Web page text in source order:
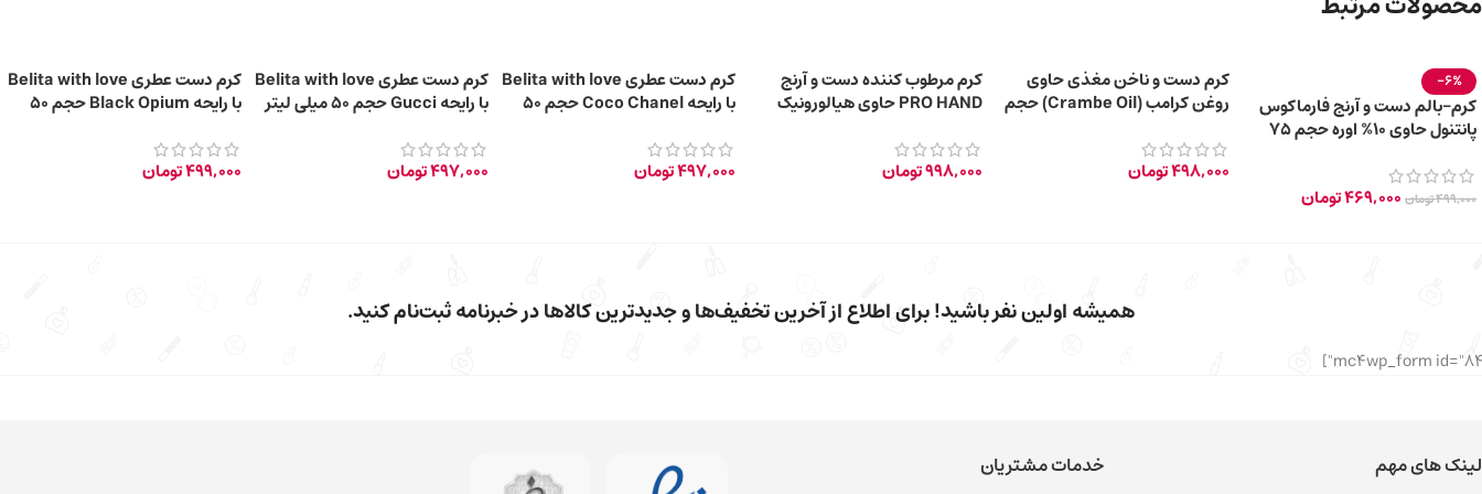
-6%
کرم-بالم دست و آرنج فارماکوس
پانتنول حاوی 10% اوره حجم 75
499,000تومان 469,000تومان
کرم دست و ناخن مغذی حاوی
روغن کرامب (Crambe Oil) حجم
498,000تومان
کرم مرطوب کننده دست و آرنج
PRO HAND حاوی هیالورونیک
998,000تومان
کرم دست عطری Belita with love
با رایحه Coco Chanel حجم 50
497,000تومان
کرم دست عطری Belita with love
با رایحه Gucci حجم 50 میلی‌ لیتر
497,000تومان
کرم دست عطری Belita with love
با رایحه Black Opium حجم 50
499,000تومان
همیشه اولین نفر باشید! برای اطلاع از آخرین تخفیف‌ها و جدیدترین کالاها در خبرنامه ثبت‌نام کنید.
لینک های مهم خدمات مشتریان